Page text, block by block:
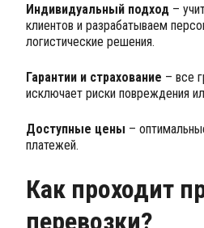
Индивидуальный подход –
клиентов и разрабатываем
логистические решения.
Гарантии и страхование – все
исключает риски повреждения
Доступные цены –
платежей.
Как проходит
перевозки?